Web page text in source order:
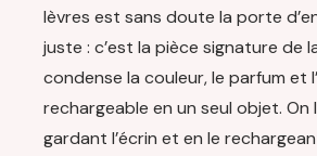
lèvres est sans doute la porte
juste : c’est la pièce signature de
condense la couleur, le parfum et
rechargeable en un seul objet. On
gardant l’écrin et en le